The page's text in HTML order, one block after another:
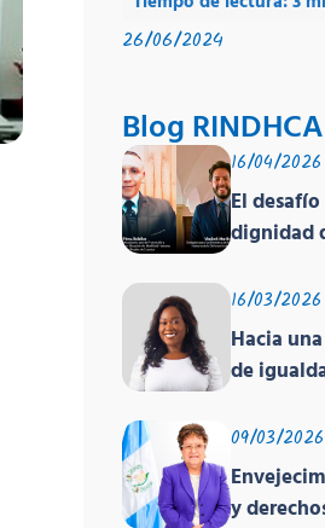
26/06/2024
Blog RINDHCA
16/04/2026
El
dignidad
un
16/03/2026
Hacia
de
09/03/2026
y